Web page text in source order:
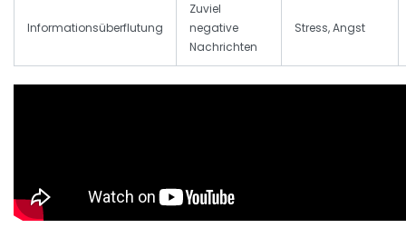
Informationsüberflutung
Zuviel
negative
Nachrichten
Stress, Angst